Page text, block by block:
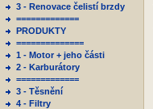
3 - Renovace čelistí brzdy
=============
PRODUKTY
==============
1 - Motor + jeho části
2 - Karburátory
=============
3 - Těsnění
4 - Filtry